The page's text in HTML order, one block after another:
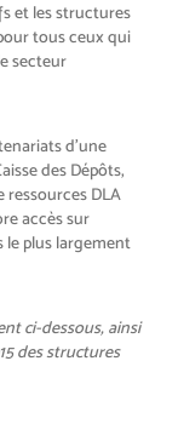
et les structures
tous ceux qui
secteur
d’une
des Dépôts,
ressources DLA
accès sur
le plus largement
ci-dessous, ainsi
des structures